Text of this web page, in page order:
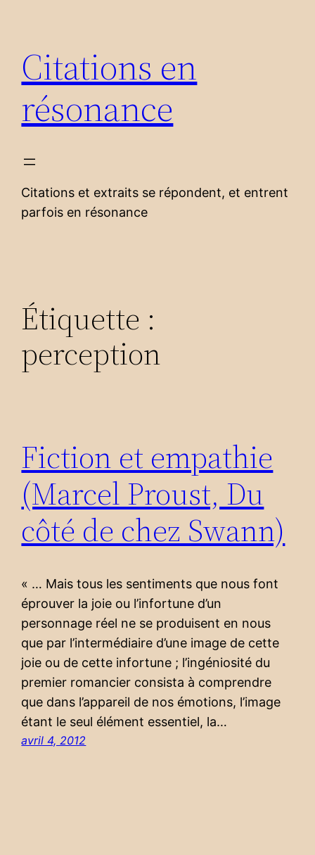
contenu
Citations en
résonance
Citations et extraits se répondent, et entrent
parfois en résonance
Étiquette :
perception
Fiction et empathie
(Marcel Proust, Du
côté de chez Swann)
« … Mais tous les sentiments que nous font
éprouver la joie ou l’infortune d’un
personnage réel ne se produisent en nous
que par l’intermédiaire d’une image de cette
joie ou de cette infortune ; l’ingéniosité du
premier romancier consista à comprendre
que dans l’appareil de nos émotions, l’image
étant le seul élément essentiel, la…
avril 4, 2012